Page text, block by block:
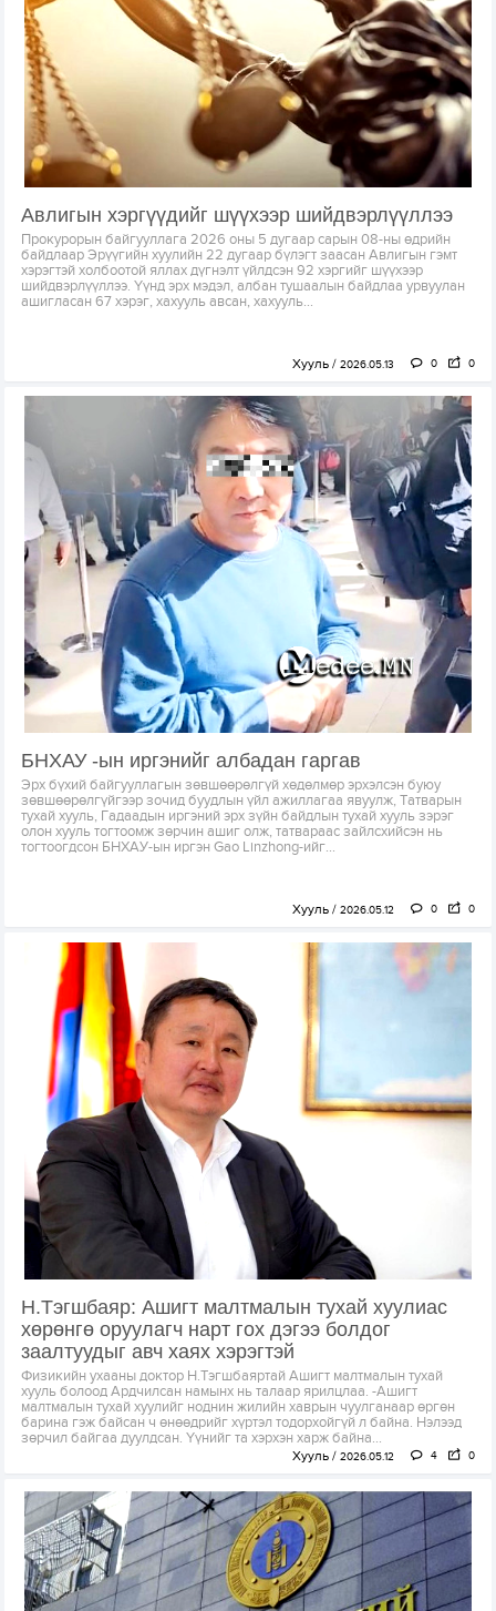
Авлигын хэргүүдийг шүүхээр шийдвэрлүүллээ
Прокурорын байгууллага 2026 оны 5 дугаар сарын 08-ны өдрийн
байдлаар Эрүүгийн хуулийн 22 дугаар бүлэгт заасан Авлигын гэмт
хэрэгтэй холбоотой яллах дүгнэлт үйлдсэн 92 хэргийг шүүхээр
шийдвэрлүүллээ. Үүнд эрх мэдэл, албан тушаалын байдлаа урвуулан
ашигласан 67 хэрэг, хахууль авсан, хахууль...
Хууль 2026.05.13 0 0
БНХАУ -ын иргэнийг албадан гаргав
Эрх бүхий байгууллагын зөвшөөрөлгүй хөдөлмөр эрхэлсэн буюу
зөвшөөрөлгүйгээр зочид буудлын үйл ажиллагаа явуулж, Татварын
тухай хууль, Гадаадын иргэний эрх зүйн байдлын тухай хууль зэрэг
олон хууль тогтоомж зөрчин ашиг олж, татвараас зайлсхийсэн нь
тогтоогдсон БНХАУ-ын иргэн Gao Linzhong-ийг...
Хууль 2026.05.12 0 0
Н.Тэгшбаяр: Ашигт малтмалын тухай хуулиас
хөрөнгө оруулагч нарт гох дэгээ болдог
заалтуудыг авч хаях хэрэгтэй
Физикийн ухааны доктор Н.Тэгшбаяртай Ашигт малтмалын тухай
хууль болоод Ардчилсан намынх нь талаар ярилцлаа. -Ашигт
малтмалын тухай хуулийг ноднин жилийн хаврын чуулганаар өргөн
барина гэж байсан ч өнөөдрийг хүртэл тодорхойгүй л байна. Нэлээд
зөрчил байгаа дуулдсан. Үүнийг та хэрхэн харж байна...
Хууль 2026.05.12 4 0